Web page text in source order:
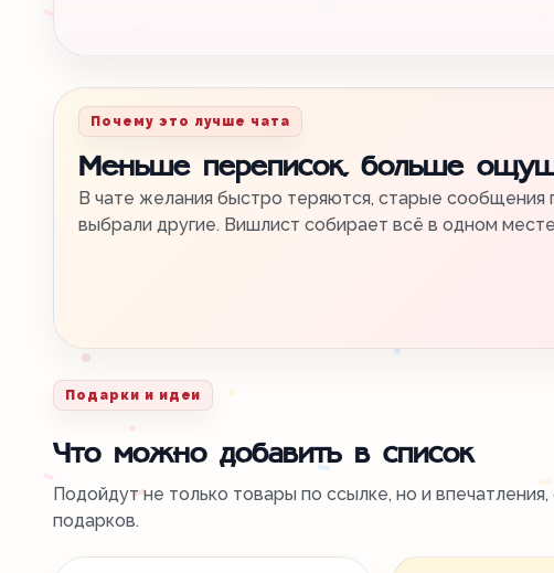
Почему это лучше чата
Меньше переписок, больше
В чате желания быстро теряются, старые сообщения
выбрали другие. Вишлист собирает всё в одном
Подарки и идеи
Что можно добавить в список
Подойдут не только товары по ссылке, но и
подарков.